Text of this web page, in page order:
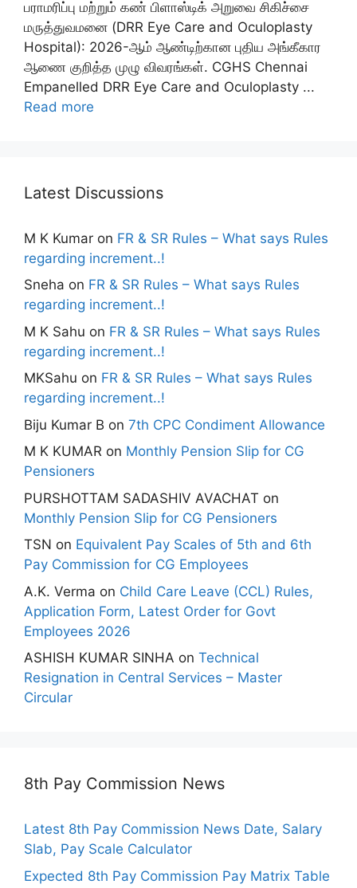
பராமரிப்பு மற்றும் கண் பிளாஸ்டிக் அறுவை சிகிச்சை
மருத்துவமனை (DRR Eye Care and Oculoplasty
Hospital): 2026-ஆம் ஆண்டிற்கான புதிய அங்கீகார
ஆணை குறித்த முழு விவரங்கள். CGHS Chennai
Empanelled DRR Eye Care and Oculoplasty ...
Read more
Latest Discussions
M K Kumar on FR & SR Rules – What says Rules
regarding increment..!
Sneha on FR & SR Rules – What says Rules
regarding increment..!
M K Sahu on FR & SR Rules – What says Rules
regarding increment..!
MKSahu on FR & SR Rules – What says Rules
regarding increment..!
Biju Kumar B on 7th CPC Condiment Allowance
M K KUMAR on Monthly Pension Slip for CG
Pensioners
PURSHOTTAM SADASHIV AVACHAT on
Monthly Pension Slip for CG Pensioners
TSN on Equivalent Pay Scales of 5th and 6th
Pay Commission for CG Employees
A.K. Verma on Child Care Leave (CCL) Rules,
Application Form, Latest Order for Govt
Employees 2026
ASHISH KUMAR SINHA on Technical
Resignation in Central Services – Master
Circular
8th Pay Commission News
Latest 8th Pay Commission News Date, Salary
Slab, Pay Scale Calculator
Expected 8th Pay Commission Pay Matrix Table